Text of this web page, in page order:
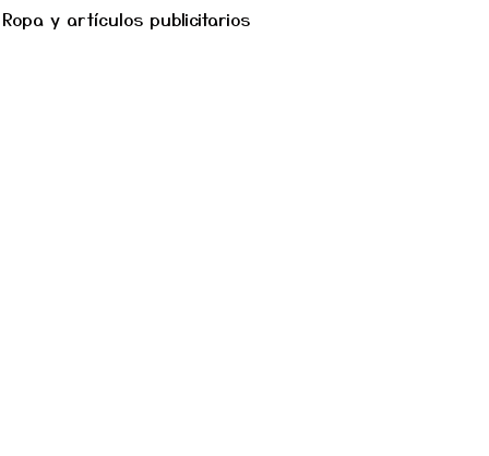
Ropa y artículos publicitarios